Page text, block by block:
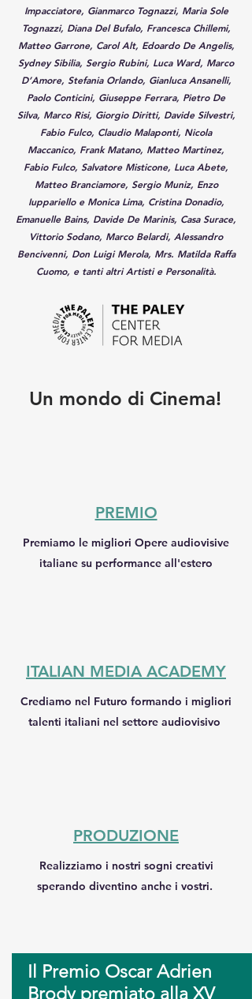
Impacciatore, Gianmarco Tognazzi, Maria Sole
Tognazzi, Diana Del Bufalo, Francesca Chillemi,
Matteo Garrone, Carol Alt, Edoardo De Angelis,
Sydney Sibilia, Sergio Rubini, Luca Ward, Marco
D’Amore, Stefania Orlando, Gianluca Ansanelli,
Paolo Conticini, Giuseppe Ferrara, Pietro De
Silva, Marco Risi, Giorgio Diritti, Davide Silvestri,
Fabio Fulco, Claudio Malaponti, Nicola
Maccanico, Frank Matano, Matteo Martinez,
Fabio Fulco, Salvatore Misticone, Luca Abete,
Matteo Branciamore, Sergio Muniz, Enzo
Iuppariello e Monica Lima, Cristina Donadio,
Emanuelle Bains, Davide De Marinis, Casa Surace,
Vittorio Sodano, Marco Belardi, Alessandro
Bencivenni, Don Luigi Merola, Mrs. Matilda Raffa
Cuomo, e tanti altri Artisti e Personalità.
Un mondo di Cinema!
PREMIO
Premiamo le migliori Opere audiovisive
italiane su performance all'estero
ITALIAN MEDIA ACADEMY
Crediamo nel Futuro formando i migliori
talenti italiani nel settore audiovisivo
​PRODUZIONE
Realizziamo i nostri sogni creativi
sperando diventino anche i vostri.
Il Premio Oscar Adrien
Brody premiato alla XV